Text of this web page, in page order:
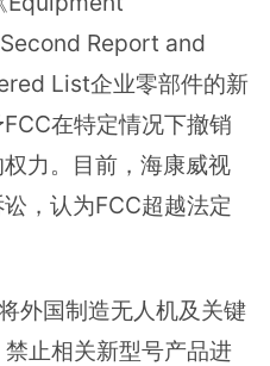
Report and
List企业零部件的新
在特定情况下撤销
力。目前，海康威视
，认为FCC超越法定
外国制造无人机及关键
止相关新型号产品进